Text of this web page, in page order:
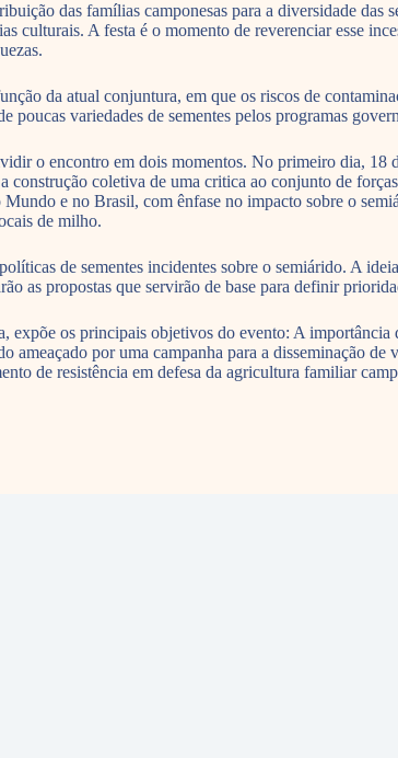
das famílias camponesas para a diversidade
culturais. A festa é o momento de reverenciar esse
da atual conjuntura, em que os riscos de
variedades de sementes pelos programas
o encontro em dois momentos. No primeiro dia,
coletiva de uma critica ao conjunto de
e no Brasil, com ênfase no impacto sobre o
de milho.
de sementes incidentes sobre o semiárido. A
as propostas que servirão de base para definir
os principais objetivos do evento: A
ameaçado por uma campanha para a disseminação
de resistência em defesa da agricultura familiar